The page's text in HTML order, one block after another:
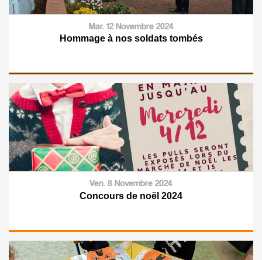
Mar. 12 Novembre 2024
Hommage à nos soldats tombés
Ven. 8 Novembre 2024
Concours de noël 2024